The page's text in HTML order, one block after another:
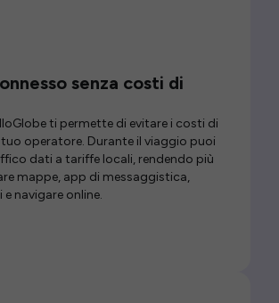
senza costi di
ti permette di evitare i costi di
operatore. Durante il viaggio puoi
dati a tariffe locali, rendendo più
mappe, app di messaggistica,
navigare online.